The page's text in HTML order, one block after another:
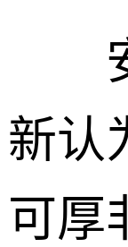
安
新认
可厚